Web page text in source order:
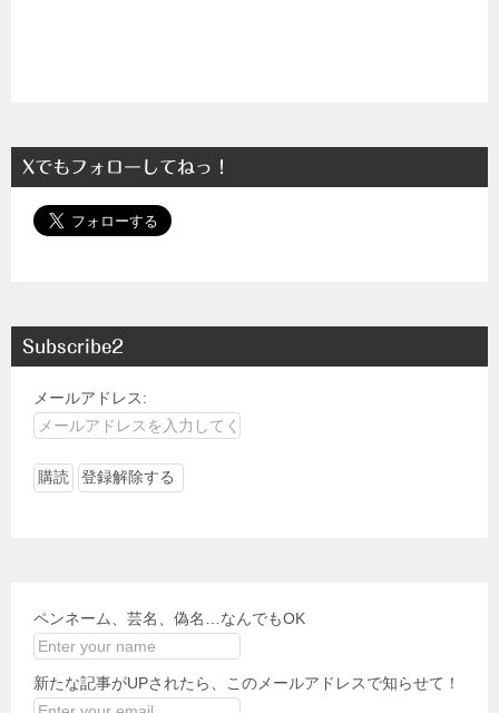
Xでもフォローしてねっ！
Subscribe2
メールアドレス:
ペンネーム、芸名、偽名…なんでもOK
新たな記事がUPされたら、このメールアドレスで知らせて！